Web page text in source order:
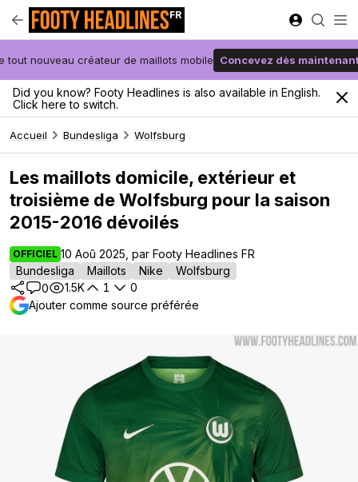
FR
tout nouveau créateur de maillots mobile Concevez dès
Did you know? Footy Headlines is also available in English.
Click here to switch.
Accueil Bundesliga Wolfsburg
Les maillots domicile, extérieur et
troisième de Wolfsburg pour la saison
2015-2016 dévoilés
OFFICIEL 10 Aoû 2025, par Footy Headlines FR
Bundesliga
Maillots Nike
Wolfsburg
0
1.5K 1
0
Ajouter comme source préférée